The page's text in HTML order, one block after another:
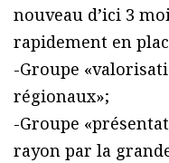
nouveau d’ici 3
rapidement en
-Groupe
régionaux»;
-Groupe
rayon par la